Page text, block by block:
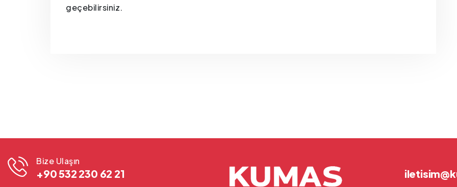
geçebilirsiniz.
Bize Ulaşın
+90 532 230 62 21